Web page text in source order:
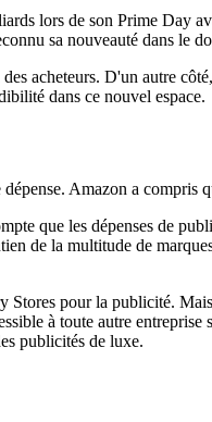
lors de son Prime Day
sa nouveauté dans le
acheteurs. D'un autre
dans ce nouvel espace.
Amazon a compris
que les dépenses de
de la multitude de
pour la publicité.
à toute autre
publicités de luxe.